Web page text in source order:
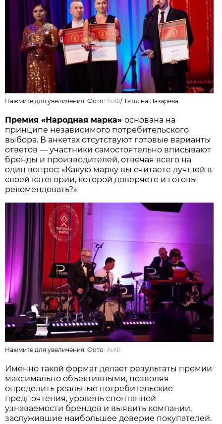
Нажмите для увеличения. Фото:АиФ/Татьяна Лазарева.
Премия «Народная марка»основана на
принципе независимого потребительского
выбора. В анкетах отсутствуют готовые варианты
ответов — участники самостоятельно вписывают
бренды и производителей, отвечая всего на
один вопрос: «Какую марку вы считаете лучшей в
своей категории, которой доверяете и готовы
рекомендовать?»
Нажмите для увеличения. Фото:АиФ
Именно такой формат делает результаты премии
максимально объективными, позволяя
определить реальные потребительские
предпочтения, уровень спонтанной
узнаваемости брендов и выявить компании,
заслужившие наибольшее доверие покупателей.